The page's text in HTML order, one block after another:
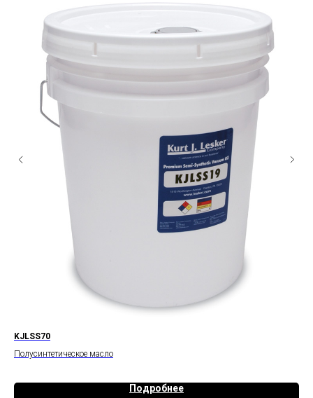
KJLSS70
Полусинтетическое масло
Подробнее